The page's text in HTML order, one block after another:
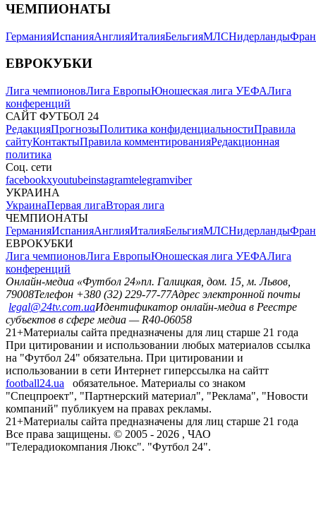
ЧЕМПИОНАТЫ
ГерманияИспанияАнглияИталияБельгияМЛСНидерланды
ЕВРОКУБКИ
Лига чемпионовЛига ЕвропыЮношеская лига УЕФАЛига
конференций
САЙТ ФУТБОЛ 24
РедакцияПрогнозыПолитика конфиденциальностиПравила
сайтуКонтактыПравила комментированияРедакционная
политика
Соц. сети
facebookxyoutubeinstagramtelegramviber
УКРАИНА
УкраинаПервая лигаВторая лига
ЧЕМПИОНАТЫ
ГерманияИспанияАнглияИталияБельгияМЛСНидерланды
ЕВРОКУБКИ
Лига чемпионовЛига ЕвропыЮношеская лига УЕФАЛига
конференций
Онлайн-медиа «Футбол 24»пл. Галицкая, дом. 15, м. Львов,
79008Телефон +380 (32) 229-77-77Адрес электронной почты
legal@24tv.com.uaИдентификатор онлайн-медиа в Реестре
субъектов в сфере медиа — R40-06058
21+Материалы сайта предназначены для лиц старше 21 года
При цитировании и использовании любых материалов ссылка
на "Футбол 24" обязательна. При цитировании и
использовании в сети Интернет гиперссылка на сайтт
football24.ua
обязательное. Материалы со знаком
"Спецпроект", "Партнерский материал", "Реклама", "Новости
компаний" публикуем на правах рекламы.
21+Материалы сайта предназначены для лиц старше 21 года
Все права защищены. © 2005 - 2026 , ЧАО
"Телерадиокомпания Люкс". "Футбол 24".